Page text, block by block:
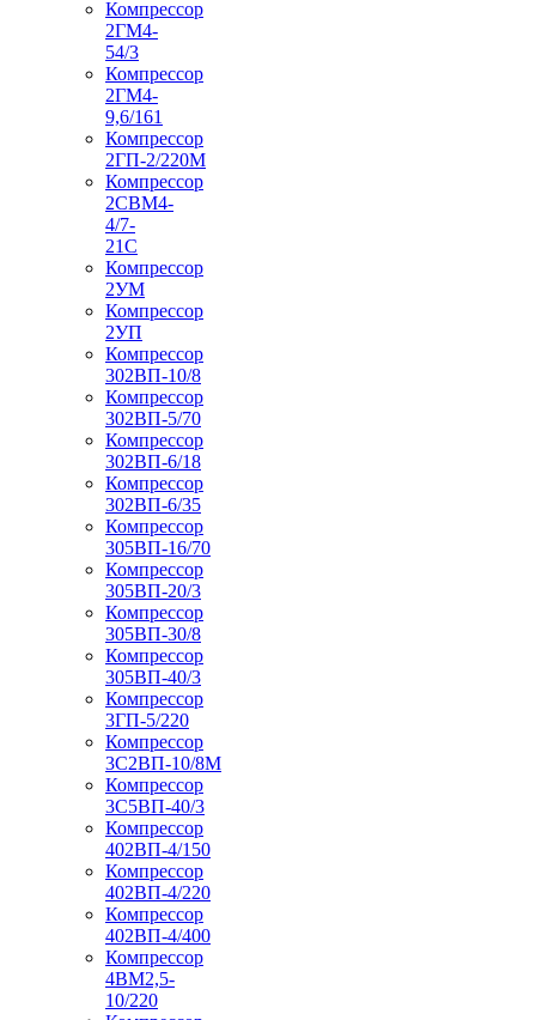
Компрессор
2ГМ4-
54/3
Компрессор
2ГМ4-
9,6/161
Компрессор
2ГП-2/220М
Компрессор
2СВМ4-
4/7-
21С
Компрессор
2УМ
Компрессор
2УП
Компрессор
302ВП-10/8
Компрессор
302ВП-5/70
Компрессор
302ВП-6/18
Компрессор
302ВП-6/35
Компрессор
305ВП-16/70
Компрессор
305ВП-20/3
Компрессор
305ВП-30/8
Компрессор
305ВП-40/3
Компрессор
3ГП-5/220
Компрессор
3С2ВП-10/8М
Компрессор
3С5ВП-40/3
Компрессор
402ВП-4/150
Компрессор
402ВП-4/220
Компрессор
402ВП-4/400
Компрессор
4ВМ2,5-
10/220